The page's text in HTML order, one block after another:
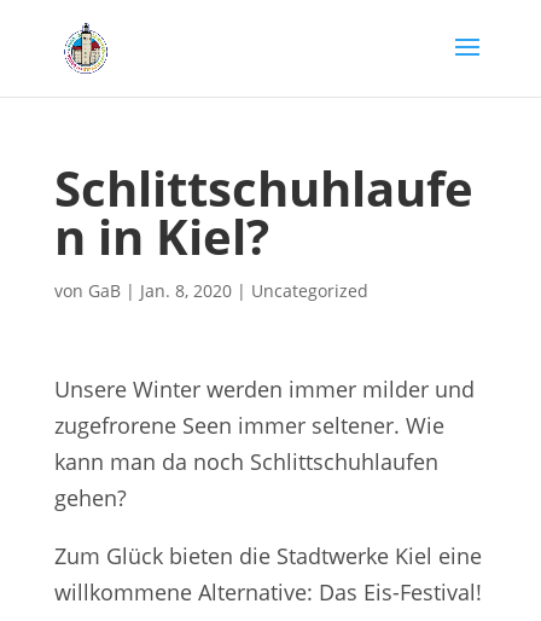
Schlittschuhlaufe
n in Kiel?
von GaB| Jan. 8, 2020| Uncategorized
Unsere Winter werden immer milder und
zugefrorene Seen immer seltener. Wie
kann man da noch Schlittschuhlaufen
gehen?
Zum Glück bieten die Stadtwerke Kiel eine
willkommene Alternative: Das Eis-Festival!